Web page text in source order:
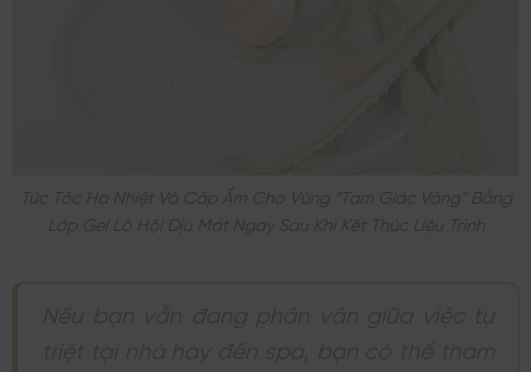
Tức Tốc Hạ Nhiệt Và Cấp Ẩm Cho Vùng “tam Giác Vàng” Bằng
Lớp Gel Lô Hội Dịu Mát Ngay Sau Khi Kết Thúc Liệu Trình